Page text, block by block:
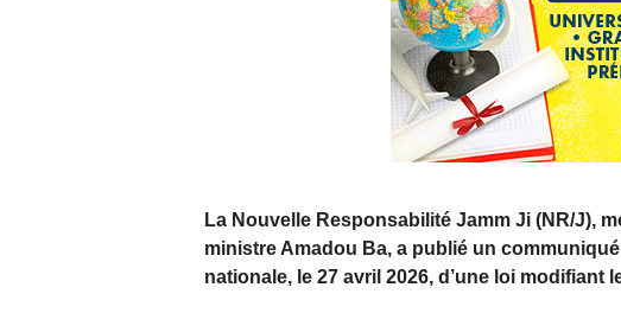
La Nouvelle Responsabilité Jamm Ji (NR/J),
ministre Amadou Ba, a publié un
nationale, le 27 avril 2026, d’une loi modifiant